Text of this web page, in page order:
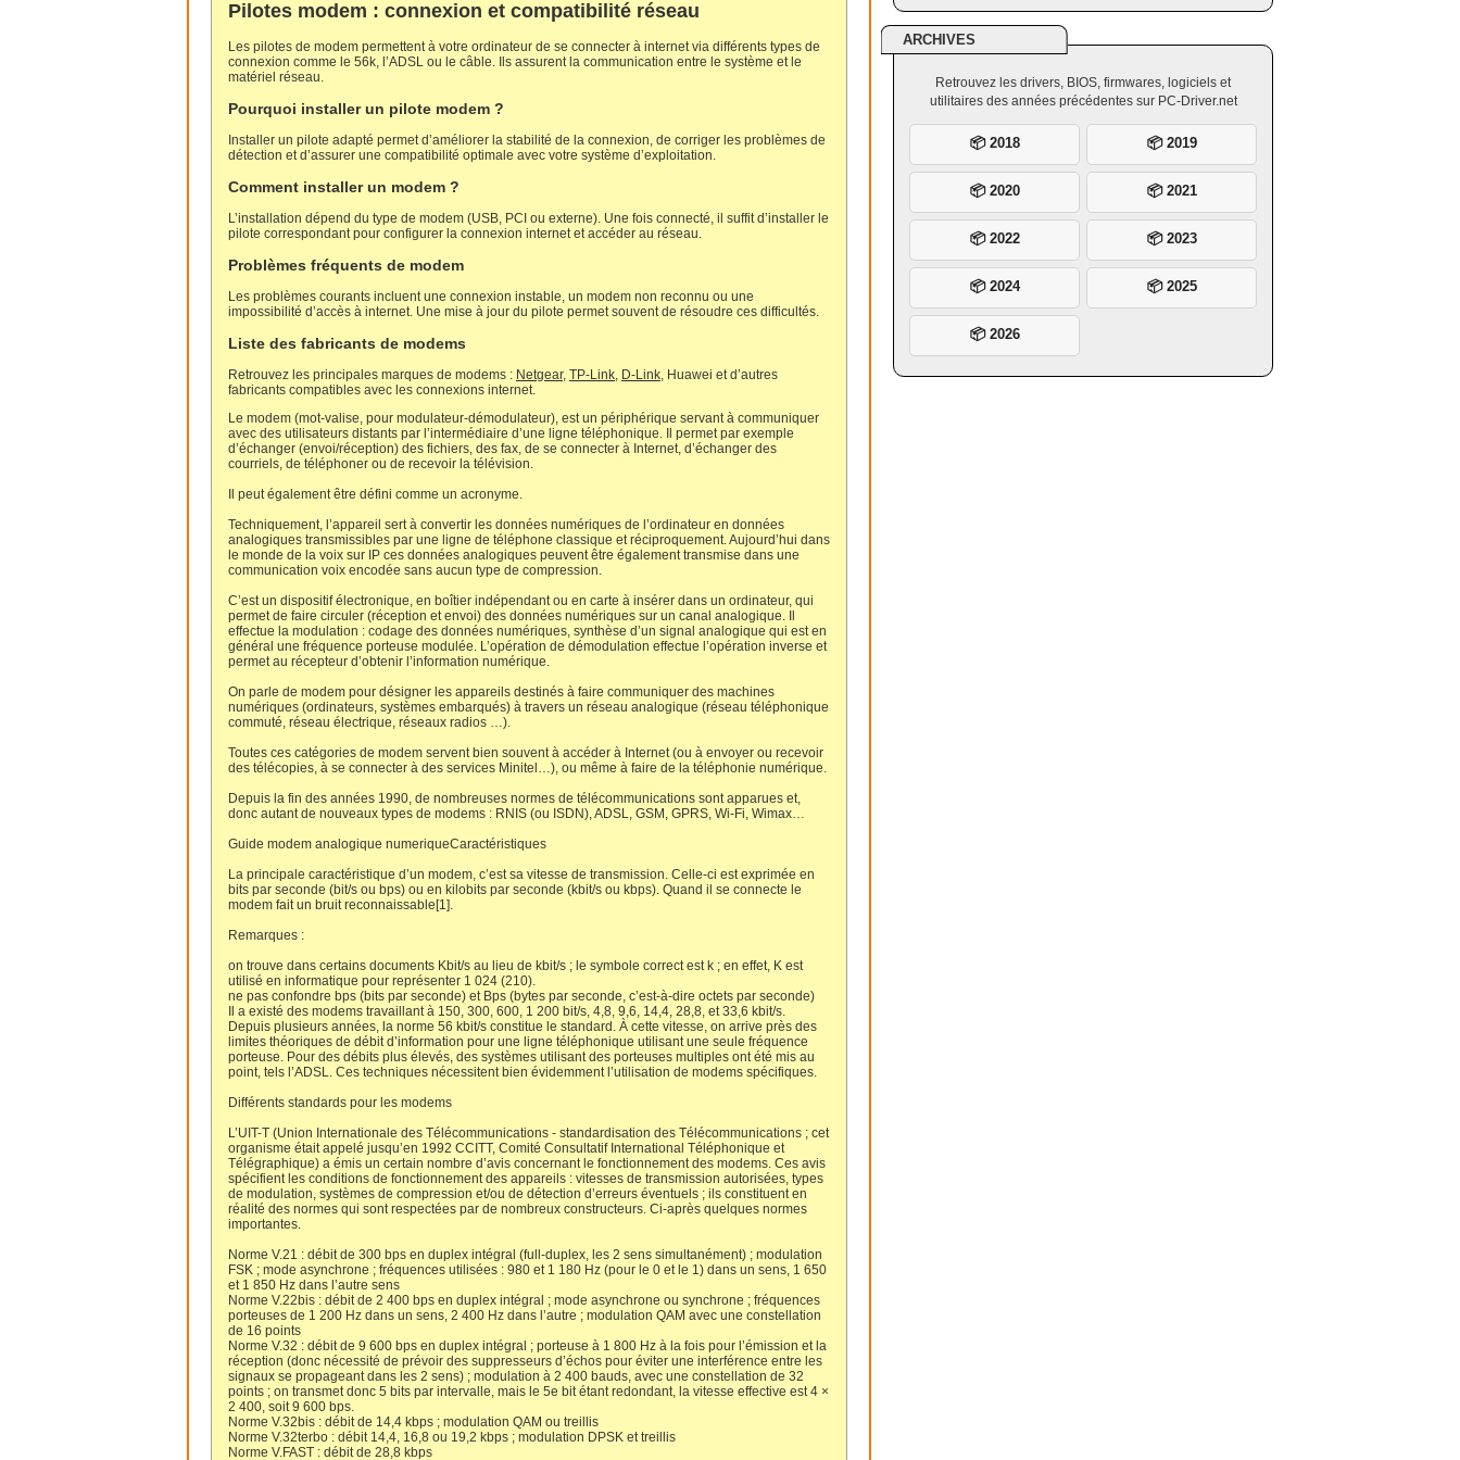
Pilotes modem : connexion et compatibilité réseau
Les pilotes de modem permettent à votre ordinateur de se connecter à internet via différents types de
connexion comme le 56k, l’ADSL ou le câble. Ils assurent la communication entre le système et le
matériel réseau.
Pourquoi installer un pilote modem ?
Installer un pilote adapté permet d’améliorer la stabilité de la connexion, de corriger les problèmes de
détection et d’assurer une compatibilité optimale avec votre système d’exploitation.
Comment installer un modem ?
L’installation dépend du type de modem (USB, PCI ou externe). Une fois connecté, il suffit d’installer le
pilote correspondant pour configurer la connexion internet et accéder au réseau.
Problèmes fréquents de modem
Les problèmes courants incluent une connexion instable, un modem non reconnu ou une
impossibilité d’accès à internet. Une mise à jour du pilote permet souvent de résoudre ces difficultés.
Liste des fabricants de modems
Retrouvez les principales marques de modems : Netgear, TP-Link, D-Link, Huawei et d’autres
fabricants compatibles avec les connexions internet.
Le modem (mot-valise, pour modulateur-démodulateur), est un périphérique servant à communiquer
avec des utilisateurs distants par l’intermédiaire d’une ligne téléphonique. Il permet par exemple
d’échanger (envoi/réception) des fichiers, des fax, de se connecter à Internet, d’échanger des
courriels, de téléphoner ou de recevoir la télévision.
Il peut également être défini comme un acronyme.
Techniquement, l’appareil sert à convertir les données numériques de l’ordinateur en données
analogiques transmissibles par une ligne de téléphone classique et réciproquement. Aujourd’hui dans
le monde de la voix sur IP ces données analogiques peuvent être également transmise dans une
communication voix encodée sans aucun type de compression.
C’est un dispositif électronique, en boîtier indépendant ou en carte à insérer dans un ordinateur, qui
permet de faire circuler (réception et envoi) des données numériques sur un canal analogique. Il
effectue la modulation : codage des données numériques, synthèse d’un signal analogique qui est en
général une fréquence porteuse modulée. L’opération de démodulation effectue l’opération inverse et
permet au récepteur d’obtenir l’information numérique.
On parle de modem pour désigner les appareils destinés à faire communiquer des machines
numériques (ordinateurs, systèmes embarqués) à travers un réseau analogique (réseau téléphonique
commuté, réseau électrique, réseaux radios …).
Toutes ces catégories de modem servent bien souvent à accéder à Internet (ou à envoyer ou recevoir
des télécopies, à se connecter à des services Minitel…), ou même à faire de la téléphonie numérique.
Depuis la fin des années 1990, de nombreuses normes de télécommunications sont apparues et,
donc autant de nouveaux types de modems : RNIS (ou ISDN), ADSL, GSM, GPRS, Wi-Fi, Wimax…
Guide modem analogique numeriqueCaractéristiques
La principale caractéristique d’un modem, c’est sa vitesse de transmission. Celle-ci est exprimée en
bits par seconde (bit/s ou bps) ou en kilobits par seconde (kbit/s ou kbps). Quand il se connecte le
modem fait un bruit reconnaissable[1].
Remarques :
on trouve dans certains documents Kbit/s au lieu de kbit/s ; le symbole correct est k ; en effet, K est
utilisé en informatique pour représenter 1 024 (210).
ne pas confondre bps (bits par seconde) et Bps (bytes par seconde, c’est-à-dire octets par seconde)
Il a existé des modems travaillant à 150, 300, 600, 1 200 bit/s, 4,8, 9,6, 14,4, 28,8, et 33,6 kbit/s.
Depuis plusieurs années, la norme 56 kbit/s constitue le standard. À cette vitesse, on arrive près des
limites théoriques de débit d’information pour une ligne téléphonique utilisant une seule fréquence
porteuse. Pour des débits plus élevés, des systèmes utilisant des porteuses multiples ont été mis au
point, tels l’ADSL. Ces techniques nécessitent bien évidemment l’utilisation de modems spécifiques.
Différents standards pour les modems
L’UIT-T (Union Internationale des Télécommunications - standardisation des Télécommunications ; cet
organisme était appelé jusqu’en 1992 CCITT, Comité Consultatif International Téléphonique et
Télégraphique) a émis un certain nombre d’avis concernant le fonctionnement des modems. Ces avis
spécifient les conditions de fonctionnement des appareils : vitesses de transmission autorisées, types
de modulation, systèmes de compression et/ou de détection d’erreurs éventuels ; ils constituent en
réalité des normes qui sont respectées par de nombreux constructeurs. Ci-après quelques normes
importantes.
Norme V.21 : débit de 300 bps en duplex intégral (full-duplex, les 2 sens simultanément) ; modulation
FSK ; mode asynchrone ; fréquences utilisées : 980 et 1 180 Hz (pour le 0 et le 1) dans un sens, 1 650
et 1 850 Hz dans l’autre sens
Norme V.22bis : débit de 2 400 bps en duplex intégral ; mode asynchrone ou synchrone ; fréquences
porteuses de 1 200 Hz dans un sens, 2 400 Hz dans l’autre ; modulation QAM avec une constellation
de 16 points
Norme V.32 : débit de 9 600 bps en duplex intégral ; porteuse à 1 800 Hz à la fois pour l’émission et la
réception (donc nécessité de prévoir des suppresseurs d’échos pour éviter une interférence entre les
signaux se propageant dans les 2 sens) ; modulation à 2 400 bauds, avec une constellation de 32
points ; on transmet donc 5 bits par intervalle, mais le 5e bit étant redondant, la vitesse effective est 4 ×
2 400, soit 9 600 bps.
Norme V.32bis : débit de 14,4 kbps ; modulation QAM ou treillis
Norme V.32terbo : débit 14,4, 16,8 ou 19,2 kbps ; modulation DPSK et treillis
Norme V.FAST : débit de 28,8 kbps
ARCHIVES
Retrouvez les drivers, BIOS, firmwares, logiciels et
utilitaires des années précédentes sur PC-Driver.net
📦 2018 📦 2019
📦 2020 📦 2021
📦 2022 📦 2023
📦 2024 📦 2025
📦 2026